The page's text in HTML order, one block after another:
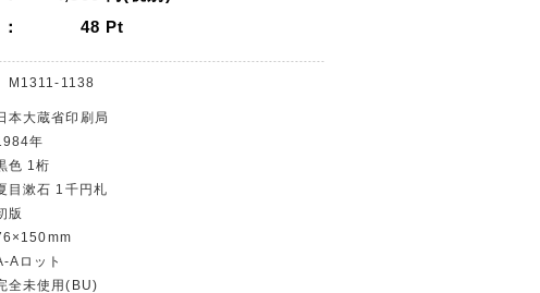
48 Pt
M1311-1138
本大蔵省印刷局
年
色 1桁
目漱石 1千円札
版
Aロット
全未使用(BU)